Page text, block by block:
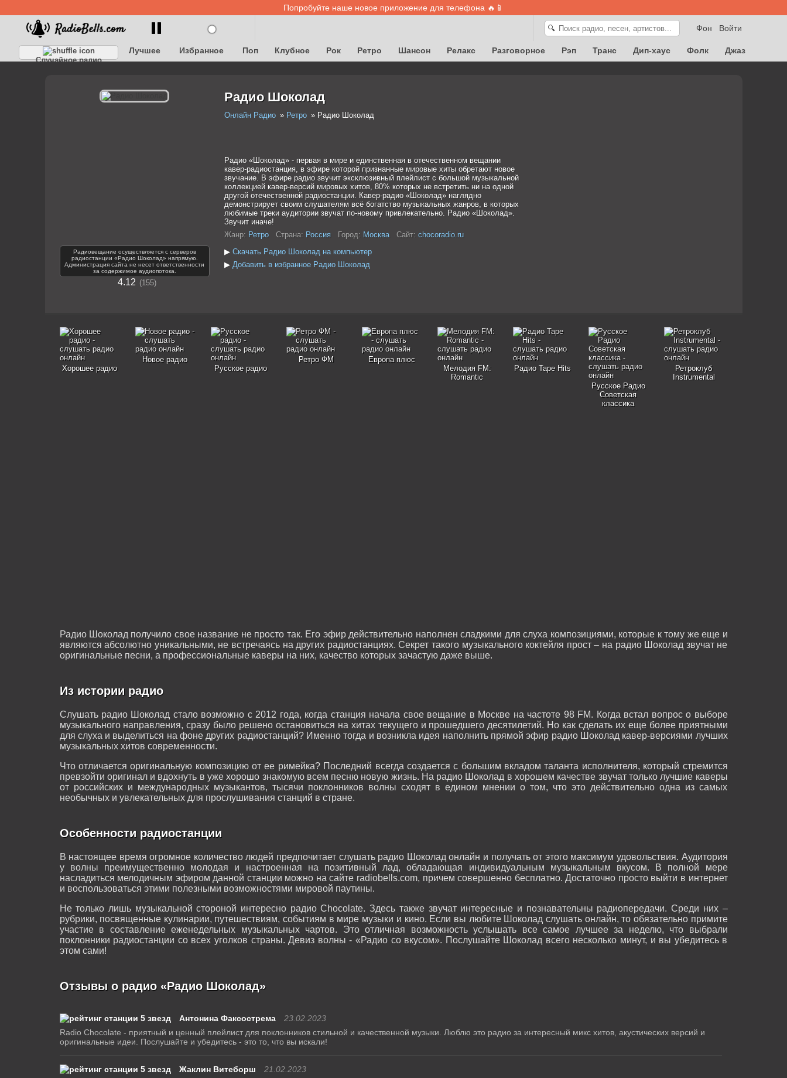
Попробуйте наше новое приложение для телефона 🔥📱
Войти
Фон
🔍
Случайное радио
Лучшее Избранное Поп Клубное Рок Ретро Шансон Релакс Разговорное Рэп Транс Дип-хаус Фолк
Джаз
Радиовещание осуществляется с серверов
радиостанции «Радио Шоколад» напрямую.
Администрация сайта не несет ответственности
за содержимое аудиопотока.
4.12 155
Радио Шоколад
Онлайн Радио Ретро Радио Шоколад
Радио «Шоколад» - первая в мире и единственная в отечественном вещании
кавер-радиостанция, в эфире которой признанные мировые хиты обретают новое
звучание. В эфире радио звучит эксклюзивный плейлист с большой музыкальной
коллекцией кавер-версий мировых хитов, 80% которых не встретить ни на одной
другой отечественной радиостанции. Кавер-радио «Шоколад» наглядно
демонстрирует своим слушателям всё богатство музыкальных жанров, в которых
любимые треки аудитории звучат по-новому привлекательно. Радио «Шоколад».
Звучит иначе!
Жанр: Ретро Страна: Россия Город: Москва Сайт: chocoradio.ru
▶ Скачать Радио Шоколад на компьютер
▶ Добавить в избранное Радио Шоколад
Хорошее радио
Новое радио
Русское радио
Ретро ФМ
Европа плюс
Мелодия FM:
Romantic
Радио Tape Hits
Русское Радио
Советская
классика
Ретроклуб
Instrumental
Радио Шоколад получило свое название не просто так. Его эфир действительно наполнен сладкими для слуха композициями, которые к тому же еще и
являются абсолютно уникальными, не встречаясь на других радиостанциях. Секрет такого музыкального коктейля прост – на радио Шоколад звучат не
оригинальные песни, а профессиональные каверы на них, качество которых зачастую даже выше.
Из истории радио
Слушать радио Шоколад стало возможно с 2012 года, когда станция начала свое вещание в Москве на частоте 98 FM. Когда встал вопрос о выборе
музыкального направления, сразу было решено остановиться на хитах текущего и прошедшего десятилетий. Но как сделать их еще более приятными
для слуха и выделиться на фоне других радиостанций? Именно тогда и возникла идея наполнить прямой эфир радио Шоколад кавер-версиями лучших
музыкальных хитов современности.
Что отличается оригинальную композицию от ее римейка? Последний всегда создается с большим вкладом таланта исполнителя, который стремится
превзойти оригинал и вдохнуть в уже хорошо знакомую всем песню новую жизнь. На радио Шоколад в хорошем качестве звучат только лучшие каверы
от российских и международных музыкантов, тысячи поклонников волны сходят в едином мнении о том, что это действительно одна из самых
необычных и увлекательных для прослушивания станций в стране.
Особенности радиостанции
В настоящее время огромное количество людей предпочитает слушать радио Шоколад онлайн и получать от этого максимум удовольствия. Аудитория
у волны преимущественно молодая и настроенная на позитивный лад, обладающая индивидуальным музыкальным вкусом. В полной мере
насладиться мелодичным эфиром данной станции можно на сайте radiobells.com, причем совершенно бесплатно. Достаточно просто выйти в интернет
и воспользоваться этими полезными возможностями мировой паутины.
Не только лишь музыкальной стороной интересно радио Chocolate. Здесь также звучат интересные и познавательны радиопередачи. Среди них –
рубрики, посвященные кулинарии, путешествиям, событиям в мире музыки и кино. Если вы любите Шоколад слушать онлайн, то обязательно примите
участие в составление еженедельных музыкальных чартов. Это отличная возможность услышать все самое лучшее за неделю, что выбрали
поклонники радиостанции со всех уголков страны. Девиз волны - «Радио со вкусом». Послушайте Шоколад всего несколько минут, и вы убедитесь в
этом сами!
Отзывы о радио «Радио Шоколад»
Антонина Факсострема
23.02.2023
Radio Chocolate - приятный и ценный плейлист для поклонников стильной и качественной музыки. Люблю это радио за интересный микс хитов, акустических версий и
оригинальные идеи. Послушайте и убедитесь - это то, что вы искали!
Жаклин Витеборш
21.02.2023